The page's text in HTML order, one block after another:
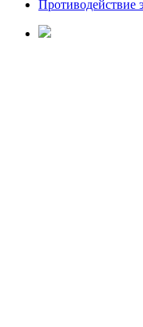
Противодействие